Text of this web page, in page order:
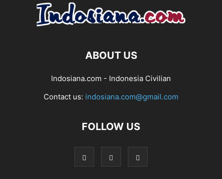
ABOUT US
Indosiana.com - Indonesia Civilian
Contact us: indosiana.com@gmail.com
FOLLOW US